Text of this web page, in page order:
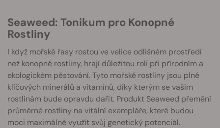
Seaweed: Tonikum pro Konopné
Rostliny
I když mořské řasy rostou ve velice odlišném prostředí
než konopné rostliny, hrají důležitou roli při přírodním a
ekologickém pěstování. Tyto mořské rostliny jsou plné
klíčových minerálů a vitamínů, díky kterým se vašim
rostlinám bude opravdu dařit. Produkt Seaweed přemění
průměrné rostliny na vitální exempláře, které budou
moci maximálně využít svůj genetický potenciál.